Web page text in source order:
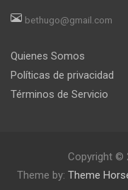
bethugo@gmail.com
Quienes Somos
Políticas de privacidad
Términos de Servicio
Copyright ©
Theme by: Theme